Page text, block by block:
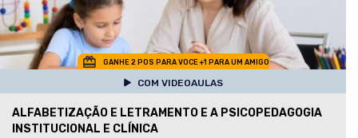
GANHE 2 POS PARA VOCE +1 PARA UM AMIGO
COM VIDEOAULAS
ALFABETIZAÇÃO E LETRAMENTO E A PSICOPEDAGOGIA
INSTITUCIONAL E CLÍNICA